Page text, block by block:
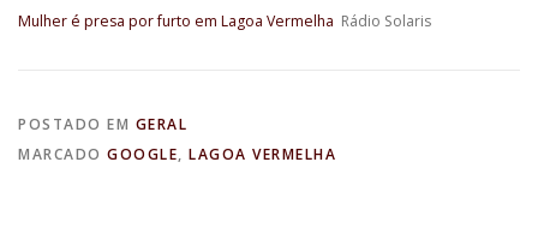
Mulher é presa por furto em Lagoa Vermelha Rádio Solaris
POSTADO EM GERAL
MARCADO GOOGLE, LAGOA VERMELHA